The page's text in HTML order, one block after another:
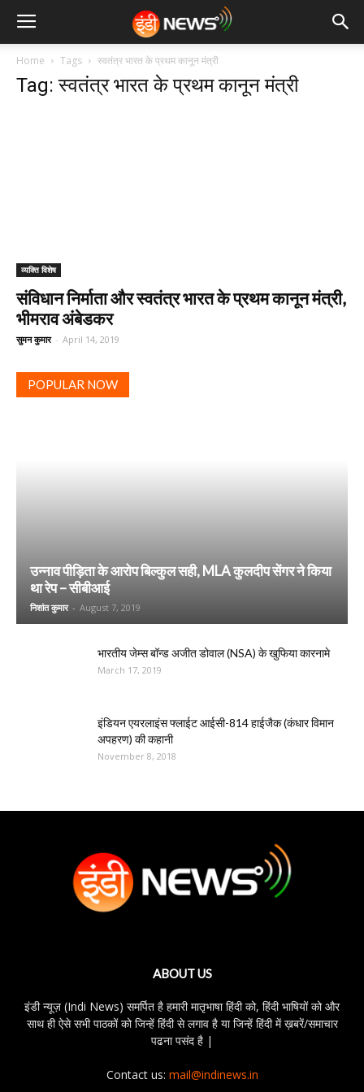
Home Tags स्वतंत्र भारत के प्रथम कानून मंत्री
Tag: स्वतंत्र भारत के प्रथम कानून मंत्री
व्यक्ति विशेष
संविधान निर्माता और स्वतंत्र भारत के प्रथम कानून मंत्री,
भीमराव अंबेडकर
सुमन कुमार - April 14, 2019
POPULAR NOW
उन्नाव पीड़िता के आरोप बिल्कुल सही, MLA कुलदीप सेंगर ने किया
था रेप – सीबीआई
निशांत कुमार - August 7, 2019
भारतीय जेम्स बॉन्ड अजीत डोवाल (NSA) के खुफिया कारनामे
March 17, 2019
इंडियन एयरलाइंस फ्लाईट आईसी-814 हाईजैक (कंधार विमान
अपहरण) की कहानी
November 8, 2018
ABOUT US
इंडी न्यूज़ (Indi News) समर्पित है हमारी मातृभाषा हिंदी को, हिंदी भाषियों को और
साथ ही ऐसे सभी पाठकों को जिन्हें हिंदी से लगाव है या जिन्हें हिंदी में ख़बरें/समाचार
पढना पसंद है |
Contact us: mail@indinews.in